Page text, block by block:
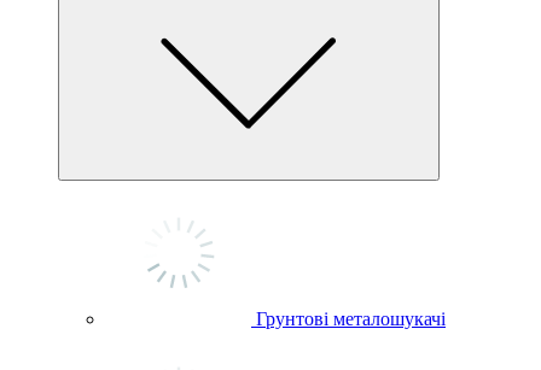
Грунтові металошукачі